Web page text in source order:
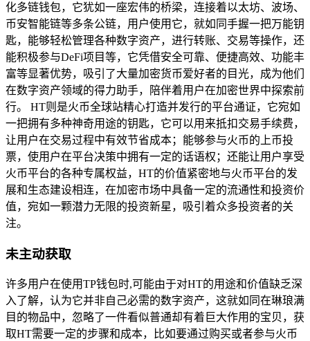
化多链钱包，它犹如一座宏伟的桥梁，连接着以太坊、波场、
币安智能链等多条公链，用户使用它，就如同手握一把万能钥
匙，能够轻松管理各种数字资产，进行转账、交易等操作，还
能积极参与DeFi项目等，它凭借安全可靠、便捷高效、功能丰
富等显著优势，吸引了大量加密货币爱好者的目光，成为他们
在数字资产领域的得力助手，陪伴着用户在加密世界中探索前
行。 HT则是火币全球站精心打造并发行的平台通证，它宛如
一把拥有多种神奇用途的钥匙，它可以用来抵扣交易手续费，
让用户在交易过程中有效节省成本；能够参与火币的上币投
票，使用户在平台决策中拥有一定的话语权；还能让用户享受
火币平台的各种专属权益，HT的价值紧密地与火币平台的发
展和生态建设相连，在加密市场中具备一定的流通性和投资价
值，宛如一颗潜力无限的投资新星，吸引着众多投资者的关
注。
未主动获取
许多用户在使用TP钱包时,可能由于对HT的用途和价值缺乏深
入了解，认为它并非自己必需的数字资产，这就如同在琳琅满
目的物品中，忽略了一件看似普通却有着巨大作用的宝贝，获
取HT需要一定的步骤和成本，比如要通过购买或者参与火币